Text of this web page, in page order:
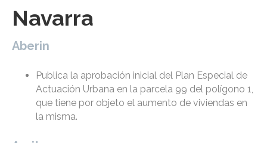
Navarra
Aberin
Publica la aprobación inicial del Plan Especial de
Actuación Urbana en la parcela 99 del polígono 1,
que tiene por objeto el aumento de viviendas en
la misma.